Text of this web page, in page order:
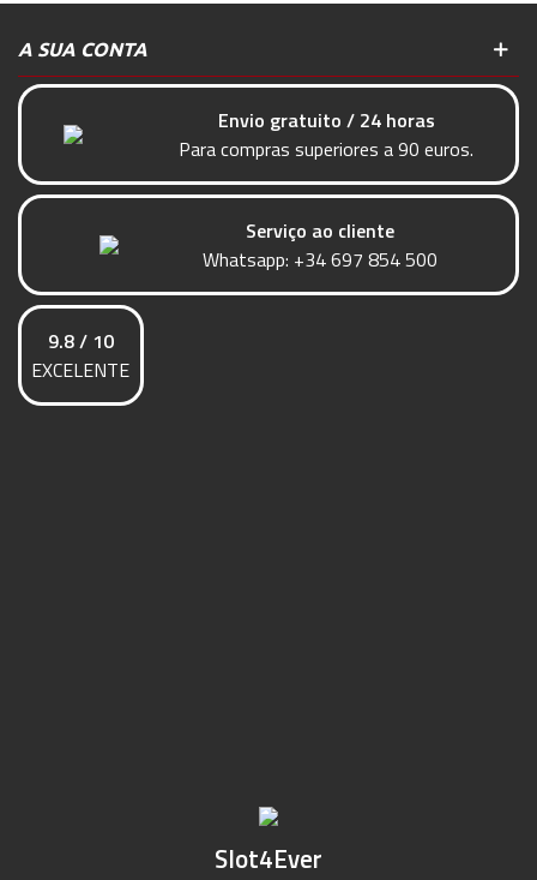
A SUA CONTA
Envio gratuito / 24 horas
Para compras superiores a 90 euros.
Serviço ao cliente
Whatsapp: +34 697 854 500
9.8 / 10
EXCELENTE
Slot4Ever